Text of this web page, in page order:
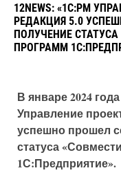
12NEWS: «1С:PM
РЕДАКЦИЯ 5.0
ПОЛУЧЕНИЕ
ПРОГРАММ
В январе 2024
Управление
успешно прошел
статуса
1С:Предприятие».